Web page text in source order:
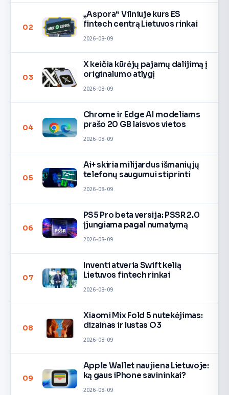
02
„Aspora“ Vilniuje kurs ES
fintech centrą Lietuvos rinkai
2026-08-09
03
X keičia kūrėjų pajamų dalijimą į
originalumo atlygį
2026-08-09
04
Chrome ir Edge AI modeliams
prašo 20 GB laisvos vietos
2026-08-09
05
Ai+ skiria milijardus išmaniųjų
telefonų saugumui stiprinti
2026-08-09
06
PS5 Pro beta versija: PSSR 2.0
įjungiama pagal numatymą
2026-08-09
07
Inventi atveria Swift kelią
Lietuvos fintech rinkai
2026-08-09
08
Xiaomi Mix Fold 5 nutekėjimas:
dizainas ir lustas O3
2026-08-09
09
Apple Wallet naujiena Lietuvoje:
ką gaus iPhone savininkai?
2026-08-09